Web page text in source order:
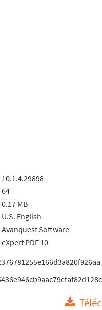
10.1.4.29898
64
0.17 MB
U.S. English
Avanquest Software
eXpert PDF 10